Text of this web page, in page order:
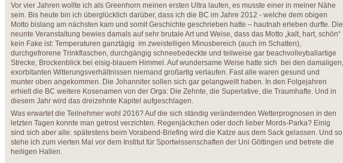
Vor vier Jahren wollte ich als Greenhorn meinen ersten Ultra laufen, es musste einer in meiner Nähe
sein. Bis heute bin ich überglücklich darüber, dass ich die BC im Jahre 2012 - welche dem obigen
Motto bislang am nächsten kam und somit Geschichte geschrieben hatte – hautnah erleben durfte. Die
neunte Veranstaltung bewies damals auf sehr brutale Art und Weise, dass das Motto „kalt, hart, schön“
kein Fake ist: Temperaturen ganztägig im zweistelligen Minusbereich (auch im Schatten),
durchgefrorene Trinkflaschen, durchgängig schneebedeckte und teilweise gar beachvolleyballartige
Strecke, Brockenblick bei eisig-blauem Himmel. Auf wundersame Weise hatte sich bei den damaligen,
exorbitanten Witterungsverhältnissen niemand großartig verlaufen. Fast alle waren gesund und
munter oben angekommen. Die Johanniter sollen sich gar gelangweilt haben. In den Folgejahren
erhielt die BC weitere Kosenamen von der Orga: Die Zehnte, die Superlative, die Traumhafte. Und in
diesem Jahr wird das dreizehnte Kapitel aufgeschlagen.
Was erwartet die Teilnehmer wohl 2016? Auf die sich ständig verändernden Wetterprognosen in den
letzten Tagen konnte man getrost verzichten. Regenjäckchen oder doch lieber Mords-Parka? Einig
sind sich aber alle: spätestens beim Vorabend-Briefing wird die Katze aus dem Sack gelassen. Und so
stehe ich zum vierten Mal vor dem Institut für Sportwissenschaften der Uni Göttingen und betrete die
heiligen Hallen.